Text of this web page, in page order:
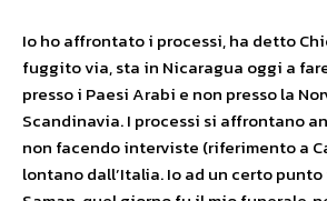
Io ho affrontato i processi, ha detto
fuggito via, sta in Nicaragua oggi a
presso i Paesi Arabi e non presso la
Scandinavia. I processi si affrontano
non facendo interviste (riferimento a
lontano dall’Italia. Io ad un certo